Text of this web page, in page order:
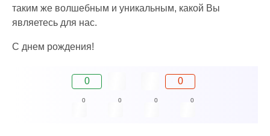
таким же волшебным и уникальным, какой Вы
являетесь для нас.
С днем рождения!
0 0
0 0 0 0